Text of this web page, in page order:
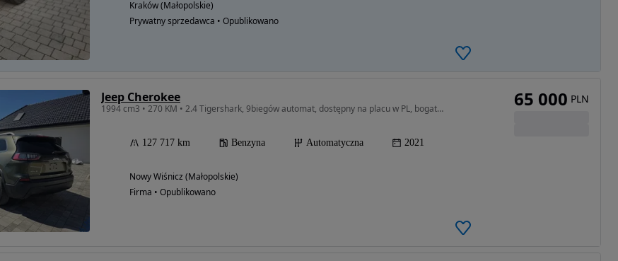
Kraków (Małopolskie)
Prywatny sprzedawca • Opublikowano
Jeep Cherokee
1994 cm3 • 270 KM • 2.4 Tigershark, 9biegów automat, dostępny na placu w PL, bogata wersja
127 717 km Benzyna Automatyczna 2021
Nowy Wiśnicz (Małopolskie)
Firma • Opublikowano
65 000 PLN